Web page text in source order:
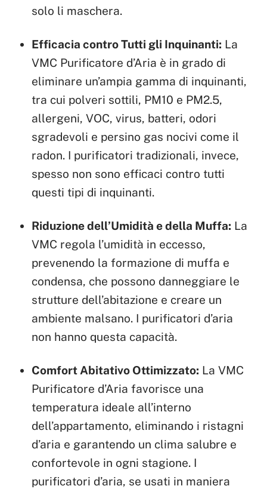
solo li maschera.
Efficacia contro Tutti gli Inquinanti: La
VMC Purificatore d’Aria è in grado di
eliminare un’ampia gamma di inquinanti,
tra cui polveri sottili, PM10 e PM2.5,
allergeni, VOC, virus, batteri, odori
sgradevoli e persino gas nocivi come il
radon. I purificatori tradizionali, invece,
spesso non sono efficaci contro tutti
questi tipi di inquinanti.
Riduzione dell’Umidità e della Muffa: La
VMC regola l’umidità in eccesso,
prevenendo la formazione di muffa e
condensa, che possono danneggiare le
strutture dell’abitazione e creare un
ambiente malsano. I purificatori d’aria
non hanno questa capacità.
Comfort Abitativo Ottimizzato: La VMC
Purificatore d’Aria favorisce una
temperatura ideale all’interno
dell’appartamento, eliminando i ristagni
d’aria e garantendo un clima salubre e
confortevole in ogni stagione. I
purificatori d’aria, se usati in maniera